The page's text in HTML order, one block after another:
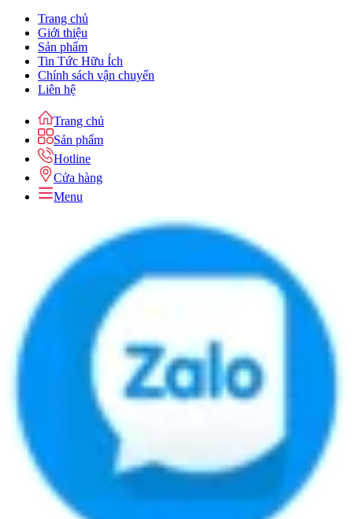
Trang chủ
Giới thiệu
Sản phẩm
Tin Tức Hữu Ích
Chính sách vận chuyển
Liên hệ
Trang chủ
Sản phẩm
Hotline
Cửa hàng
Menu